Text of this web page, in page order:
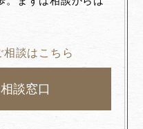
談はこちら
談窓口